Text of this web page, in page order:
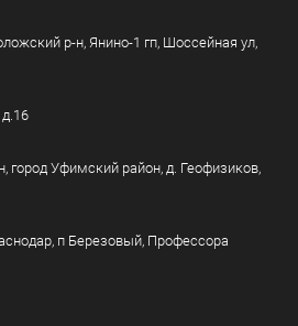
р-н, Янино-1 гп, Шоссейная ул,
город Уфимский район, д. Геофизиков,
п Березовый, Профессора